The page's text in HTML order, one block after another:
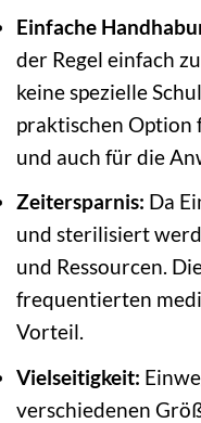
Einfache
der Regel einfach
keine spezielle
praktischen Option
und auch für die
Zeitersparnis: Da
und sterilisiert
und Ressourcen.
frequentierten
Vorteil.
Vielseitigkeit:
verschiedenen